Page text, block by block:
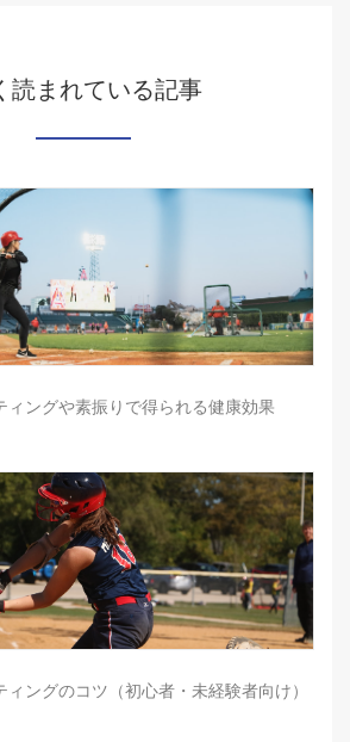
読まれている記事
ィングや素振りで得られる健康効果
ィングのコツ（初心者・未経験者向け）